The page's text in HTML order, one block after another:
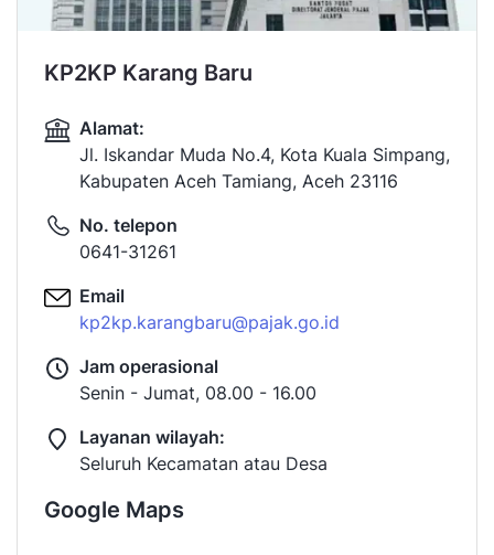
KP2KP Karang Baru
Alamat:
Jl. Iskandar Muda No.4, Kota Kuala Simpang,
Kabupaten Aceh Tamiang, Aceh 23116
No. telepon
0641-31261
Email
kp2kp.karangbaru@pajak.go.id
Jam operasional
Senin - Jumat, 08.00 - 16.00
Layanan wilayah:
Seluruh Kecamatan atau Desa
Google Maps